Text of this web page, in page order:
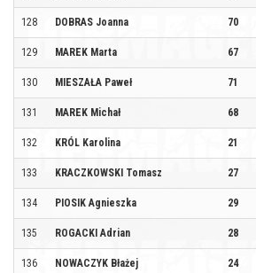
128 DOBRAS Joanna 70
129 MAREK Marta 67
130 MIESZAŁA Paweł 71
131 MAREK Michał 68
132 KRÓL Karolina 21
133 KRACZKOWSKI Tomasz 27
134 PIOSIK Agnieszka 29
135 ROGACKI Adrian 28
136 NOWACZYK Błażej 24